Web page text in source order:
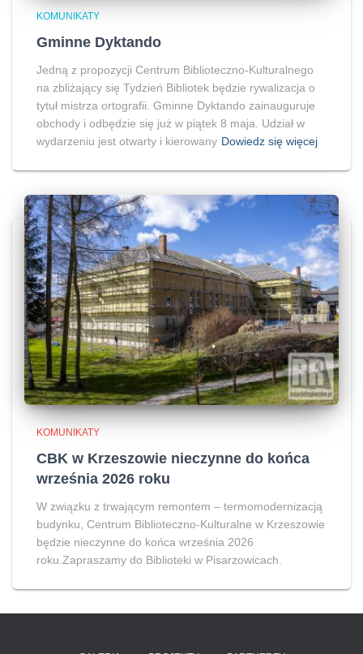
KOMUNIKATY
Gminne Dyktando
Jedną z propozycji Centrum Biblioteczno-Kulturalnego
na zbliżający się Tydzień Bibliotek będzie rywalizacja o
tytuł mistrza ortografii. Gminne Dyktando zainauguruje
obchody i odbędzie się już w piątek 8 maja. Udział w
wydarzeniu jest otwarty i kierowany Dowiedz się więcej
KOMUNIKATY
CBK w Krzeszowie nieczynne do końca
września 2026 roku
W związku z trwającym remontem – termomodernizacją
budynku, Centrum Biblioteczno-Kulturalne w Krzeszowie
będzie nieczynne do końca września 2026
roku.Zapraszamy do Biblioteki w Pisarzowicach.